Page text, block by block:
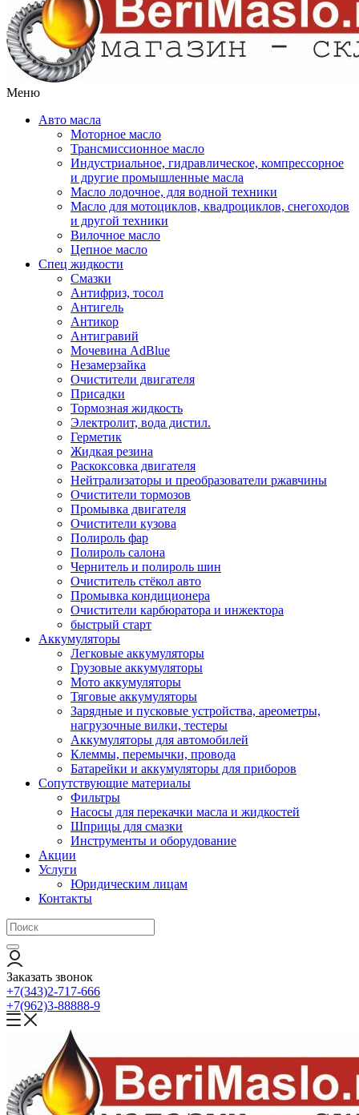
Меню
Авто масла
Моторное масло
Трансмиссионное масло
Индустриальное, гидравлическое, компрессорное
и другие промышленные масла
Масло лодочное, для водной техники
Масло для мотоциклов, квадроциклов, снегоходов
и другой техники
Вилочное масло
Цепное масло
Спец жидкости
Смазки
Антифриз, тосол
Антигель
Антикор
Антигравий
Мочевина AdBlue
Незамерзайка
Очистители двигателя
Присадки
Тормозная жидкость
Электролит, вода дистил.
Герметик
Жидкая резина
Раскоксовка двигателя
Нейтрализаторы и преобразователи ржавчины
Очистители тормозов
Промывка двигателя
Очистители кузова
Полироль фар
Полироль салона
Чернитель и полироль шин
Очиститель стёкол авто
Промывка кондиционера
Очистители карбюратора и инжектора
быстрый старт
Аккумуляторы
Легковые аккумуляторы
Грузовые аккумуляторы
Мото аккумуляторы
Тяговые аккумуляторы
Зарядные и пусковые устройства, ареометры,
нагрузочные вилки, тестеры
Аккумуляторы для автомобилей
Клеммы, перемычки, провода
Батарейки и аккумуляторы для приборов
Сопутствующие материалы
Фильтры
Насосы для перекачки масла и жидкостей
Шприцы для смазки
Инструменты и оборудование
Акции
Услуги
Юридическим лицам
Контакты
Заказать звонок
+7(343)2-717-666
+7(962)3-88888-9